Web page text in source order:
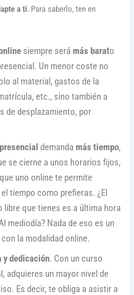
a ti. Para saberlo, ten en
siempre será más barato
Un menor coste no
al material, gastos de la
etc., sino también a
de desplazamiento, por
demanda más tiempo,
se cierne a unos horarios fijos,
uno online te permite
tiempo como prefieras. ¿El
libre que tienes es a última hora
mediodía? Nada de eso es un
la modalidad online.
y dedicación. Con un curso
adquieres un mayor nivel de
Es decir, te obliga a asistir a